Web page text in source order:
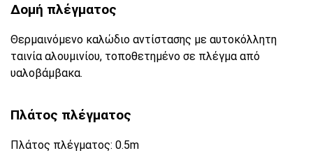
Δομή πλέγματος
Θερμαινόμενο καλώδιο αντίστασης με αυτοκόλλητη
ταινία αλουμινίου, τοποθετημένο σε πλέγμα από
υαλοβάμβακα.
Πλάτος πλέγματος
Πλάτος πλέγματος: 0.5m